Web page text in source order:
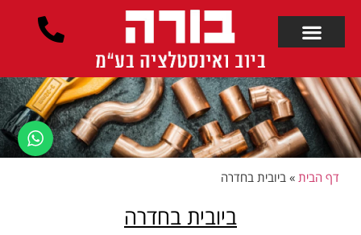
דף הבית »ביובית בחדרה
ביובית בחדרה